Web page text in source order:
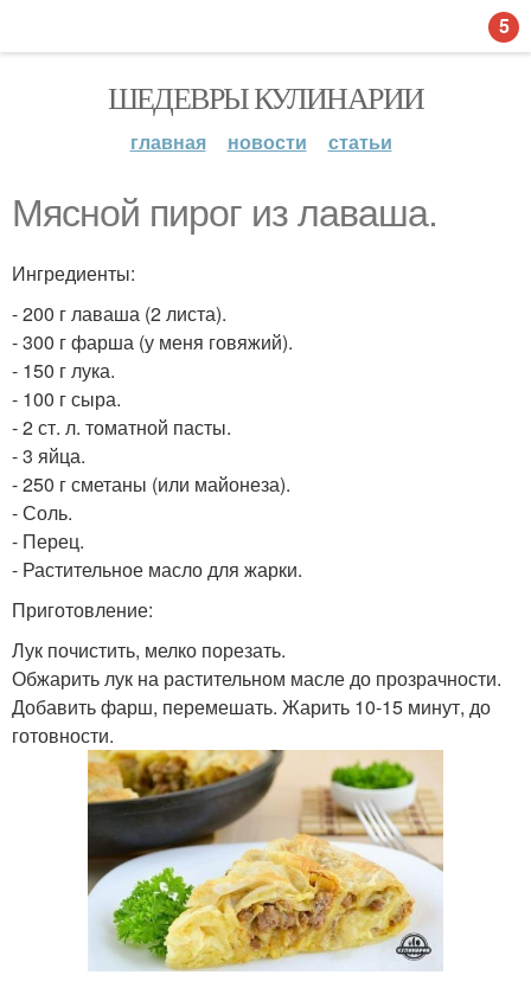
ШЕДЕВРЫ КУЛИНАРИИ
главная новости статьи
Мясной пирог из лаваша.
Ингредиенты:
- 200 г лаваша (2 листа).
- 300 г фарша (у меня говяжий).
- 150 г лука.
- 100 г сыра.
- 2 ст. л. томатной пасты.
- 3 яйца.
- 250 г сметаны (или майонеза).
- Соль.
- Перец.
- Растительное масло для жарки.
Приготовление:
Лук почистить, мелко порезать.
Обжарить лук на растительном масле до прозрачности.
Добавить фарш, перемешать. Жарить 10-15 минут, до
готовности.
5